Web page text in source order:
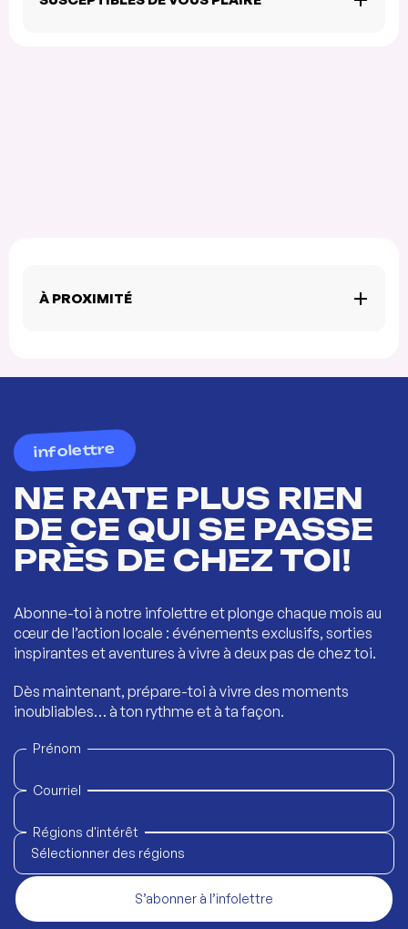
À PROXIMITÉ
infolettre
NE RATE PLUS RIEN
DE CE QUI SE PASSE
PRÈS DE CHEZ TOI!
Abonne-toi à notre infolettre et plonge chaque mois au
cœur de l’action locale : événements exclusifs, sorties
inspirantes et aventures à vivre à deux pas de chez toi.
Dès maintenant, prépare-toi à vivre des moments
inoubliables… à ton rythme et à ta façon.
Prénom
Courriel
Régions d'intérêt
Sélectionner des régions
S’abonner à l’infolettre